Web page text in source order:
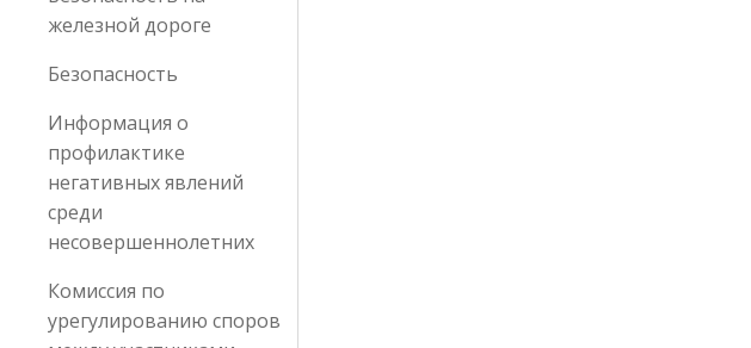
железной дороге
Безопасность
Информация о
профилактике
негативных явлений
среди
несовершеннолетних
Комиссия по
урегулированию споров